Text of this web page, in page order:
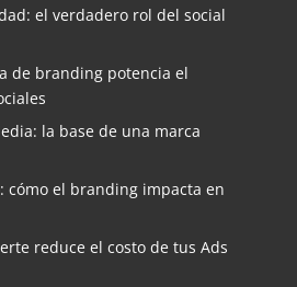
el verdadero rol del social
de branding potencia el
la base de una marca
cómo el branding impacta en
reduce el costo de tus Ads